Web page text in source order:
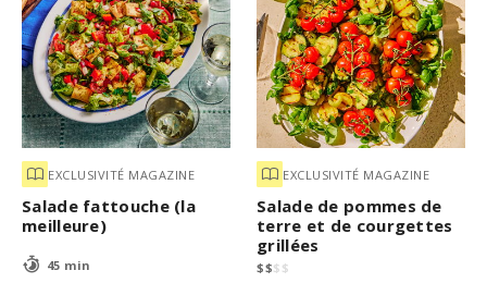
EXCLUSIVITÉ MAGAZINE
Salade fattouche (la
meilleure)
45 min
EXCLUSIVITÉ MAGAZINE
Salade de pommes de
terre et de courgettes
grillées
$$$ $